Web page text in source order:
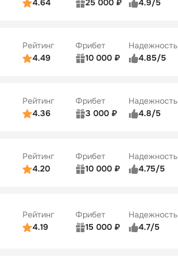
4.64
25 000 ₽
4.9/5
5/5
Рейтинг
4.49
Фрибет
10 000 ₽
Надежность
4.85/5
5/5
Рейтинг
4.36
Фрибет
3 000 ₽
Надежность
4.8/5
4/5
Рейтинг
4.20
Фрибет
10 000 ₽
Надежность
4.75/5
5/5Рейтинг
4.19
Фрибет
15 000 ₽
Надежность
4.7/5